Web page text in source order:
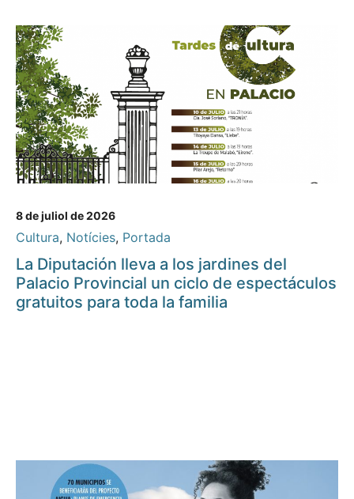
8 de juliol de 2026
Cultura, Notícies, Portada
La Diputación lleva a los jardines del
Palacio Provincial un ciclo de espectáculos
gratuitos para toda la familia